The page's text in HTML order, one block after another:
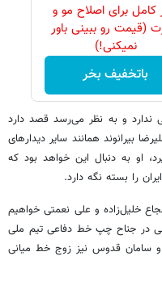
کامل برای اصلاح مو و
(قیمت رو ببینی باور
نمیکنی!)
باتخفیف بخر
ندارد و به نظر می‌رسد قصد دارد
میدان کند. علیرضا بیرانوند همانند سایر دیدارهای
او به دنبال این خواهد بود که
را بسته نگه دارد.
خلیل‌زاده و علی نعمتی خواهیم
در جناح چپ خط دفاعی تیم ملی
و سامان قدوس نیز زوج خط میانی